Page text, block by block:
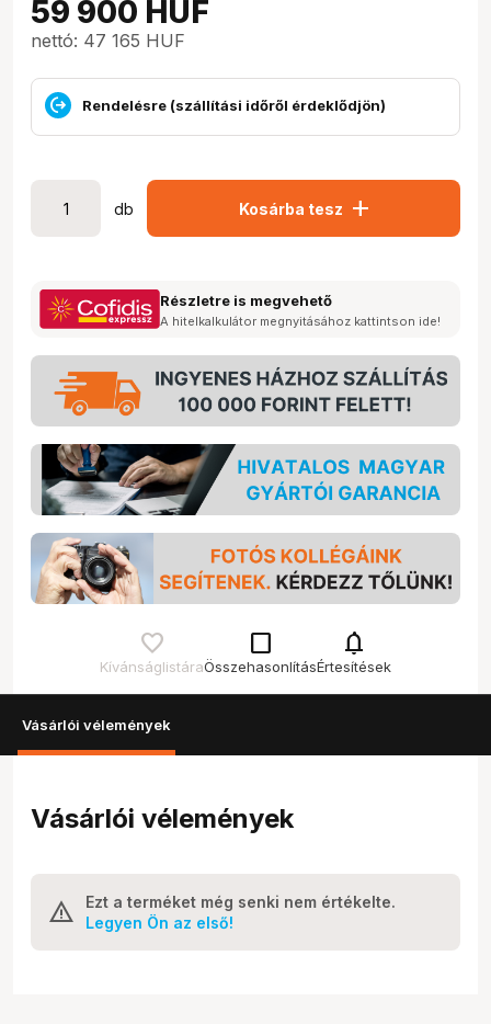
59 900 HUF
nettó: 47 165 HUF
Rendelésre (szállítási időről érdeklődjön)
db Kosárba tesz add
Részletre is megvehető
A hitelkalkulátor megnyitásához kattintson ide!
Kívánságlistára
check_box_outline_blank
Összehasonlítás
notifications
Értesítések
Vásárlói vélemények
Vásárlói vélemények
Ezt a terméket még senki nem értékelte.
Legyen Ön az első!